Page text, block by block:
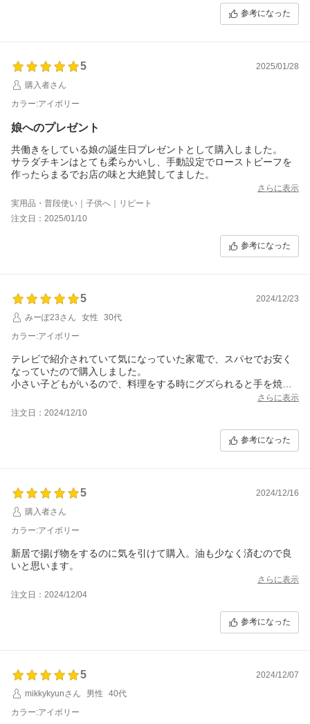
参考になった
5
2025/01/28
購入者さん
カラー:アイボリー
娘へのプレゼント
共働きをしている娘の誕生日プレゼントとして購入しました。
サラダチキンはとても柔らかいし、手動設定でローストビーフを
作ったらまるでお店の味と大絶賛してました。
さらに表示
実用品・普段使い｜子供へ｜リピート
注文日：2025/01/10
参考になった
5
2024/12/23
みーぽ23さん
女性
30代
カラー:アイボリー
テレビで紹介されていて気になっていた家電で、スパセでお安く
なっていたので購入しました。
小さい子どもがいるので、料理をする時にグズられると手を焼い
ていたのですが、シェフドラムは揚げ物まで出来るのでこれから
重宝すると思います！
さらに表示
注文日：2024/12/10
参考になった
5
2024/12/16
購入者さん
カラー:アイボリー
新居で揚げ物をするのに気を引けて購入。油も少なく済むので良
いと思います。
さらに表示
注文日：2024/12/04
参考になった
5
2024/12/07
mikkykyunさん
男性
40代
カラー:アイボリー